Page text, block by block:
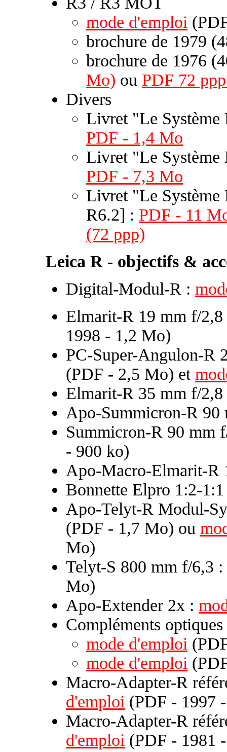
mode d'emploi
brochure de 1979
brochure de 1976
Mo) ou PDF 72
Divers
Livret "Le
PDF - 1,4 Mo
Livret "Le
PDF - 7,3 Mo
Livret "Le
R6.2] : PDF - 11
(72 ppp)
Leica R - objectifs &
Digital-Modul-R :
Elmarit-R 19 mm f/
1998 - 1,2 Mo)
PC-Super-Angulon-R
(PDF - 2,5 Mo) et
Elmarit-R 35 mm f/
Apo-Summicron-R
Summicron-R 90 mm
- 900 ko)
Apo-Macro-Elmarit-
Bonnette Elpro 1:2-
Apo-Telyt-R Modul-
(PDF - 1,7 Mo) ou
Mo)
Telyt-S 800 mm f/6,3 :
Mo)
Apo-Extender 2x :
Compléments
mode d'emploi
mode d'emploi
Macro-Adapter-R
d'emploi (PDF - 1997
Macro-Adapter-R
d'emploi (PDF - 1981